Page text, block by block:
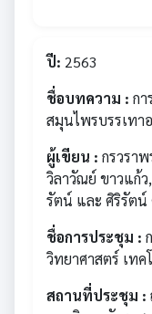
ปี: 2563
ชื่อบทความ : ก
สมุนไพรบรรเทา
ผู้เขียน : กรวรา
วิลาวัณย์ ขาวแก้
รัตน์ และ ศิริรัตน์
ชื่อการประชุม :
วิทยาศาสตร์ เทค
สถานที่ประชุม :